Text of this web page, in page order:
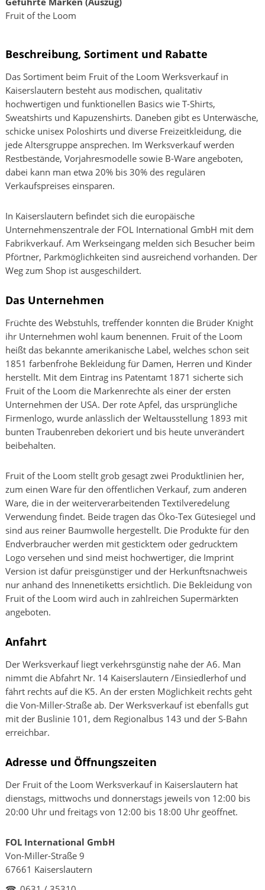
Fruit of the Loom
Beschreibung, Sortiment und Rabatte
Das Sortiment beim Fruit of the Loom Werksverkauf in
Kaiserslautern besteht aus modischen, qualitativ
hochwertigen und funktionellen Basics wie T-Shirts,
Sweatshirts und Kapuzenshirts. Daneben gibt es Unterwäsche,
schicke unisex Poloshirts und diverse Freizeitkleidung, die
jede Altersgruppe ansprechen. Im Werksverkauf werden
Restbestände, Vorjahresmodelle sowie B-Ware angeboten,
dabei kann man etwa 20% bis 30% des regulären
Verkaufspreises einsparen.
In Kaiserslautern befindet sich die europäische
Unternehmenszentrale der FOL International GmbH mit dem
Fabrikverkauf. Am Werkseingang melden sich Besucher beim
Pförtner, Parkmöglichkeiten sind ausreichend vorhanden. Der
Weg zum Shop ist ausgeschildert.
Das Unternehmen
Früchte des Webstuhls, treffender konnten die Brüder Knight
ihr Unternehmen wohl kaum benennen. Fruit of the Loom
heißt das bekannte amerikanische Label, welches schon seit
1851 farbenfrohe Bekleidung für Damen, Herren und Kinder
herstellt. Mit dem Eintrag ins Patentamt 1871 sicherte sich
Fruit of the Loom die Markenrechte als einer der ersten
Unternehmen der USA. Der rote Apfel, das ursprüngliche
Firmenlogo, wurde anlässlich der Weltausstellung 1893 mit
bunten Traubenreben dekoriert und bis heute unverändert
beibehalten.
Fruit of the Loom stellt grob gesagt zwei Produktlinien her,
zum einen Ware für den öffentlichen Verkauf, zum anderen
Ware, die in der weiterverarbeitenden Textilveredelung
Verwendung findet. Beide tragen das Öko-Tex Gütesiegel und
sind aus reiner Baumwolle hergestellt. Die Produkte für den
Endverbraucher werden mit gesticktem oder gedrucktem
Logo versehen und sind meist hochwertiger, die Imprint
Version ist dafür preisgünstiger und der Herkunftsnachweis
nur anhand des Innenetiketts ersichtlich. Die Bekleidung von
Fruit of the Loom wird auch in zahlreichen Supermärkten
angeboten.
Anfahrt
Der Werksverkauf liegt verkehrsgünstig nahe der A6. Man
nimmt die Abfahrt Nr. 14 Kaiserslautern /Einsiedlerhof und
fährt rechts auf die K5. An der ersten Möglichkeit rechts geht
die Von-Miller-Straße ab. Der Werksverkauf ist ebenfalls gut
mit der Buslinie 101, dem Regionalbus 143 und der S-Bahn
erreichbar.
Adresse und Öffnungszeiten
Der Fruit of the Loom Werksverkauf in Kaiserslautern hat
dienstags, mittwochs und donnerstags jeweils von 12:00 bis
20:00 Uhr und freitags von 12:00 bis 18:00 Uhr geöffnet.
FOL International GmbH
Von-Miller-Straße 9
67661 Kaiserslautern